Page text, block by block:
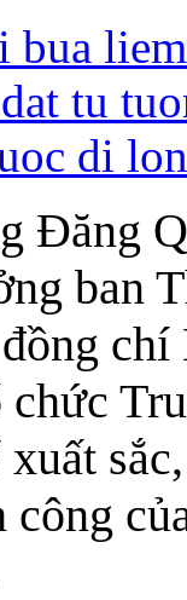
Đăng
ban
công